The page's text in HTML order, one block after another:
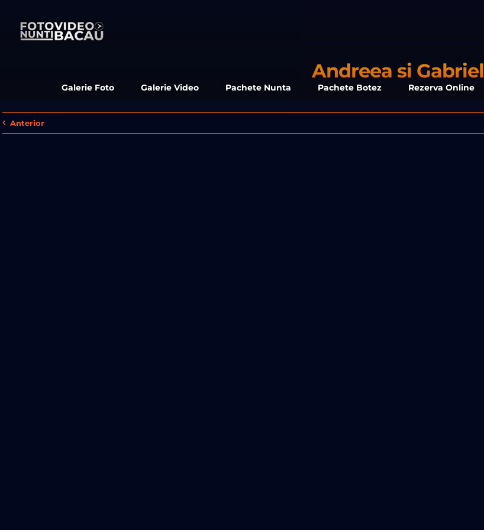
content
Galerie Foto Galerie Video Pachete Nunta Pachete Botez Rezerva Online
Andreea si Gabriel
Anterior